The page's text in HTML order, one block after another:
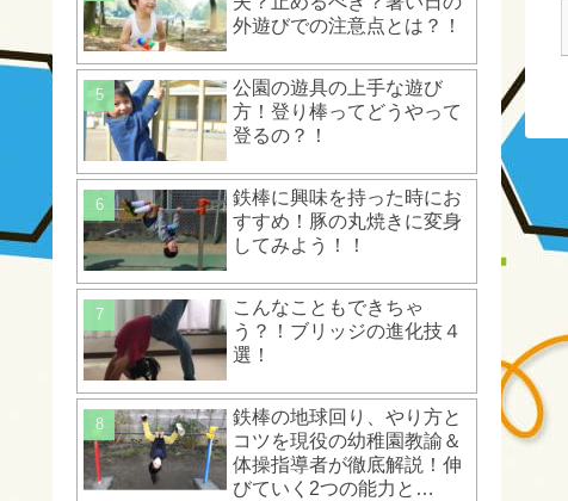
外遊びでの注意点とは？！
公園の遊具の上手な遊び
方！登り棒ってどうやって
登るの？！
鉄棒に興味を持った時にお
すすめ！豚の丸焼きに変身
してみよう！！
こんなこともできちゃ
う？！ブリッジの進化技４
選！
鉄棒の地球回り、やり方と
コツを現役の幼稚園教諭＆
体操指導者が徹底解説！伸
びていく2つの能力と